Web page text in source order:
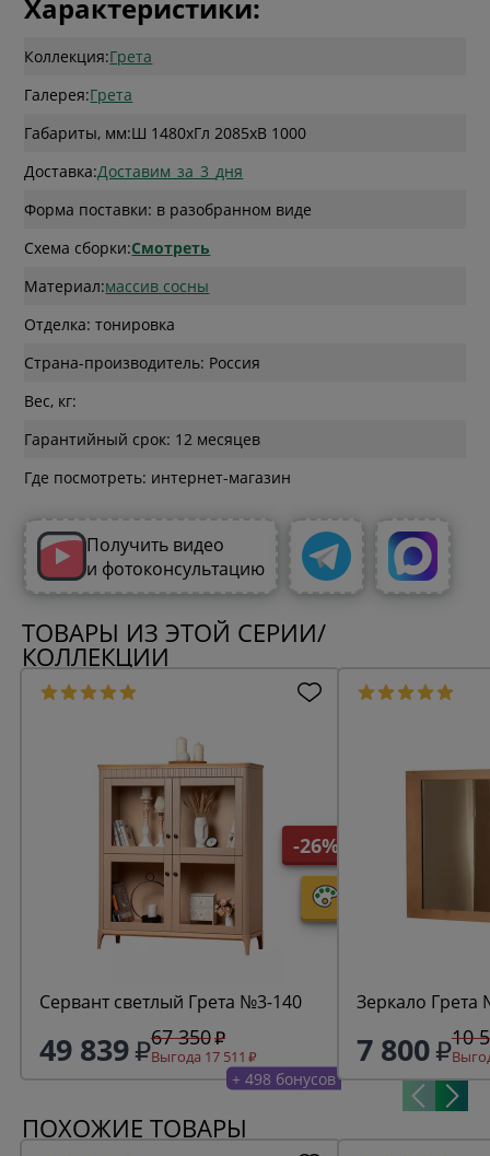
Характеристики:
Коллекция:Грета
Галерея:Грета
Габариты, мм:Ш 1480xГл 2085xВ 1000
Доставка:Доставим_за_3_дня
Форма поставки: в разобранном виде
Схема сборки:Смотреть
Материал:массив сосны
Отделка: тонировка
Страна-производитель: Россия
Вес, кг:
Гарантийный срок: 12 месяцев
Где посмотреть: интернет-магазин
Получить видео
и фотоконсультацию
ТОВАРЫ ИЗ ЭТОЙ СЕРИИ/
КОЛЛЕКЦИИ
-26%
Сервант светлый Грета №3-140
49 839 67 350
Выгода 17 511
+ 498 бонусов
Зеркало Грета
7 800 10
ПОХОЖИЕ ТОВАРЫ